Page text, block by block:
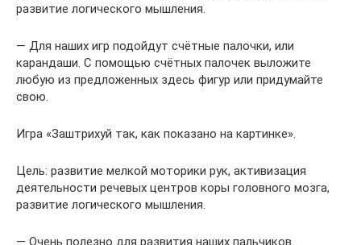
развитие логического мышления.
— Для наших игр подойдут счётные палочки, или
карандаши. С помощью счётных палочек выложите
любую из предложенных здесь фигур или придумайте
свою.
Игра «Заштрихуй так, как показано на картинке».
Цель: развитие мелкой моторики рук, активизация
деятельности речевых центров коры головного мозга,
развитие логического мышления.
— Очень полезно для развития наших пальчиков